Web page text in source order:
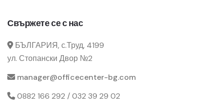
Свържете се с нас
БЪЛГАРИЯ, с.Труд, 4199
ул. Стопански Двор №2
manager@officecenter-bg.com
0882 166 292 / 032 39 29 02